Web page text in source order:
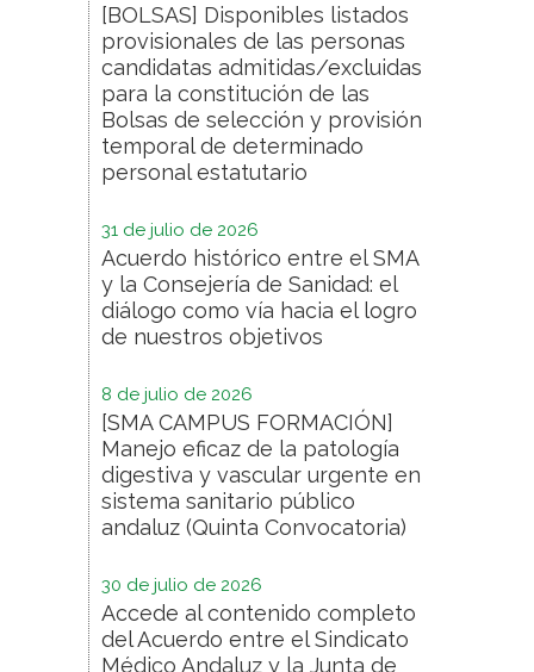
[BOLSAS] Disponibles listados
provisionales de las personas
candidatas admitidas/excluidas
para la constitución de las
Bolsas de selección y provisión
temporal de determinado
personal estatutario
31 de julio de 2026
Acuerdo histórico entre el SMA
y la Consejería de Sanidad: el
diálogo como vía hacia el logro
de nuestros objetivos
8 de julio de 2026
[SMA CAMPUS FORMACIÓN]
Manejo eficaz de la patología
digestiva y vascular urgente en
sistema sanitario público
andaluz (Quinta Convocatoria)
30 de julio de 2026
Accede al contenido completo
del Acuerdo entre el Sindicato
Médico Andaluz y la Junta de